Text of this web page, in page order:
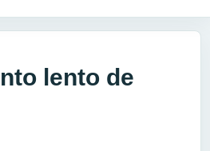
lento de